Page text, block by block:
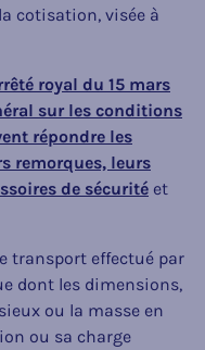
cotisation, visée à
royal du 15 mars
sur les conditions
répondre les
remorques, leurs
de sécurité et
transport effectué par
dont les dimensions,
ou la masse en
ou sa charge